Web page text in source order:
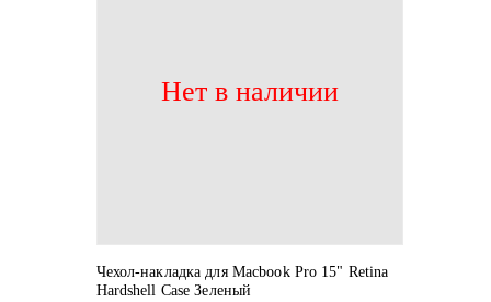
Нет в наличии
Чехол-накладка для Macbook Pro 15" Retina
Hardshell Case Зеленый